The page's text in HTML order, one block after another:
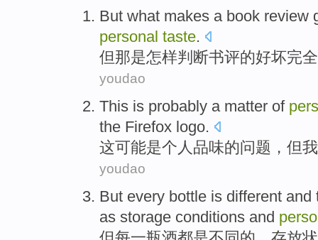
But what makes a book review
personal taste.
但那是怎样判断书评的好坏完全
youdao
This is probably a matter of
the Firefox logo.
这可能是个人 品味的问题 ， 但我
youdao
But every bottle is different and
as storage conditions and